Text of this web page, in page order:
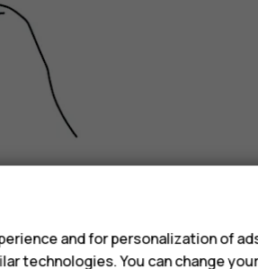
rápido hacia arriba o abajo
la pantalla.
and for personalization of
technologies. You can change